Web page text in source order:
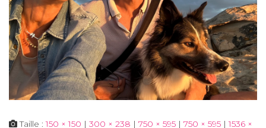
Taille :150 × 150 | 300 × 238 | 750 × 595 | 750 × 595 | 1536 ×